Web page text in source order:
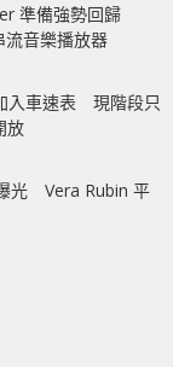
準備強勢回歸
音樂播放器
入車速表 現階段只
放
光 Vera Rubin 平